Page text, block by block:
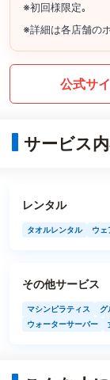
※初回様限定｡
※詳細は各店舗の
公式サ
サービス
レンタル
タオルレンタル ウェ
その他サービス
マシンピラティス グ
ウォーターサーバー